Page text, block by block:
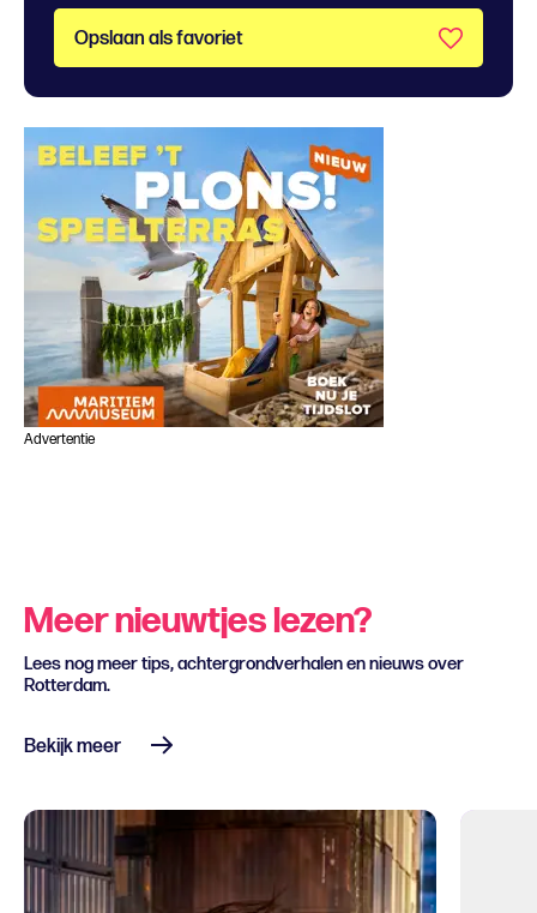
Opslaan als favoriet
Advertentie
Meer nieuwtjes lezen?
Lees nog meer tips, achtergrondverhalen en nieuws over
Rotterdam.
Bekijk meer